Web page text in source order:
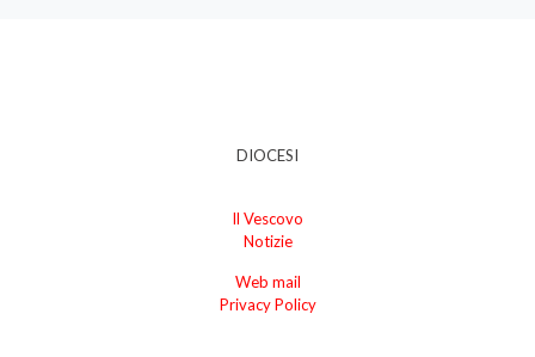
DIOCESI
Il Vescovo
Notizie
Web mail
Privacy Policy